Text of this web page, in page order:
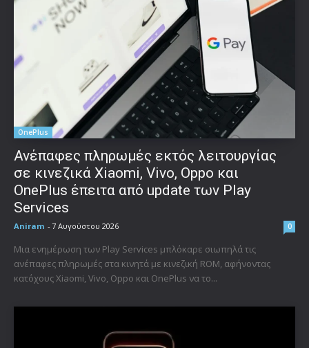
OnePlus
Ανέπαφες πληρωμές εκτός λειτουργίας
σε κινεζικά Xiaomi, Vivo, Oppo και
OnePlus έπειτα από update των Play
Services
Aniram - 7 Αυγούστου 2026 0
Μια ενημέρωση των Play Services μπλόκαρε σιωπηλά τις
ανέπαφες πληρωμές στα κινητά με κινεζική ROM, αφήνοντας
κατόχους Xiaomi, Vivo, Oppo και OnePlus να το...